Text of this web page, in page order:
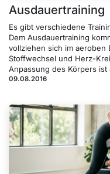
Ausdauertraining
Es gibt verschiedene
Dem Ausdauertraining
vollziehen sich im aeroben
Stoffwechsel und Herz-
Anpassung des Körpers ist
09.08.2016